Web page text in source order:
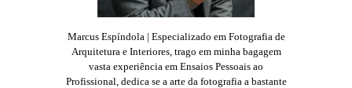
Marcus Espíndola | Especializado em Fotografia de
Arquitetura e Interiores, trago em minha bagagem
vasta experiência em Ensaios Pessoais ao
Profissional, dedica se a arte da fotografia a bastante